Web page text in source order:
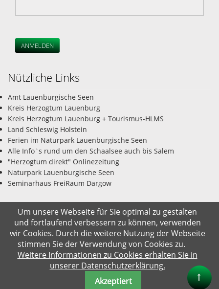
ANMELDEN
Nützliche Links
Amt Lauenburgische Seen
Kreis Herzogtum Lauenburg
Kreis Herzogtum Lauenburg + Tourismus-HLMS
Land Schleswig Holstein
Ferien im Naturpark Lauenburgische Seen
Alle Info`s rund um den Schaalsee auch bis Salem
"Herzogtum direkt" Onlinezeitung
Naturpark Lauenburgische Seen
Seminarhaus FreiRaum Dargow
© Gemeinde Salem-Dargow 08.08.2026
Impressum Datenschutz Kontakt Suche
Um unsere Webseite für Sie optimal zu gestalten
und fortlaufend verbessern zu können, verwenden
wir Cookies. Durch die weitere Nutzung der Webseite
stimmen Sie der Verwendung von Cookies zu.
Weitere Informationen zu Cookies erhalten Sie in
unserer Datenschutzerklärung.
Akzeptiert